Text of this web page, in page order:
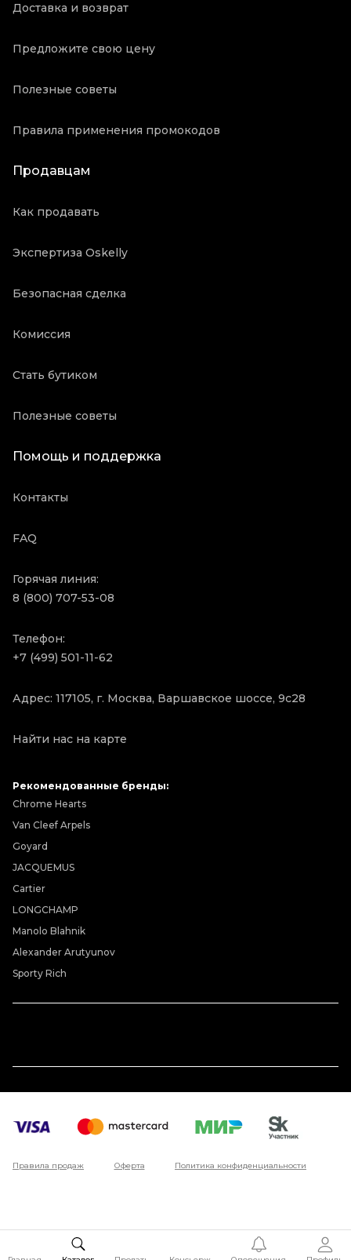
Доставка и возврат
Предложите свою цену
Полезные советы
Правила применения промокодов
Продавцам
Как продавать
Экспертиза Oskelly
Безопасная сделка
Комиссия
Стать бутиком
Полезные советы
Помощь и поддержка
Контакты
FAQ
Горячая линия:
8 (800) 707-53-08
Телефон:
+7 (499) 501-11-62
Адрес: 117105, г. Москва, Варшавское шоссе, 9с28
Найти нас на карте
Рекомендованные бренды:
Chrome Hearts
Van Cleef Arpels
Goyard
JACQUEMUS
Cartier
LONGCHAMP
Manolo Blahnik
Alexander Arutyunov
Sporty Rich
Правила продаж Оферта Политика конфиденциальности